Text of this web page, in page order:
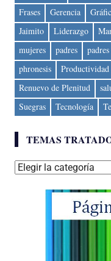
Frases
Gerencia
Jaimito
Liderazgo
mujeres
padres padres
phronesis
Productividad
Renuevo de Plenitud
Suegras
Tecnología
TEMAS
Temas